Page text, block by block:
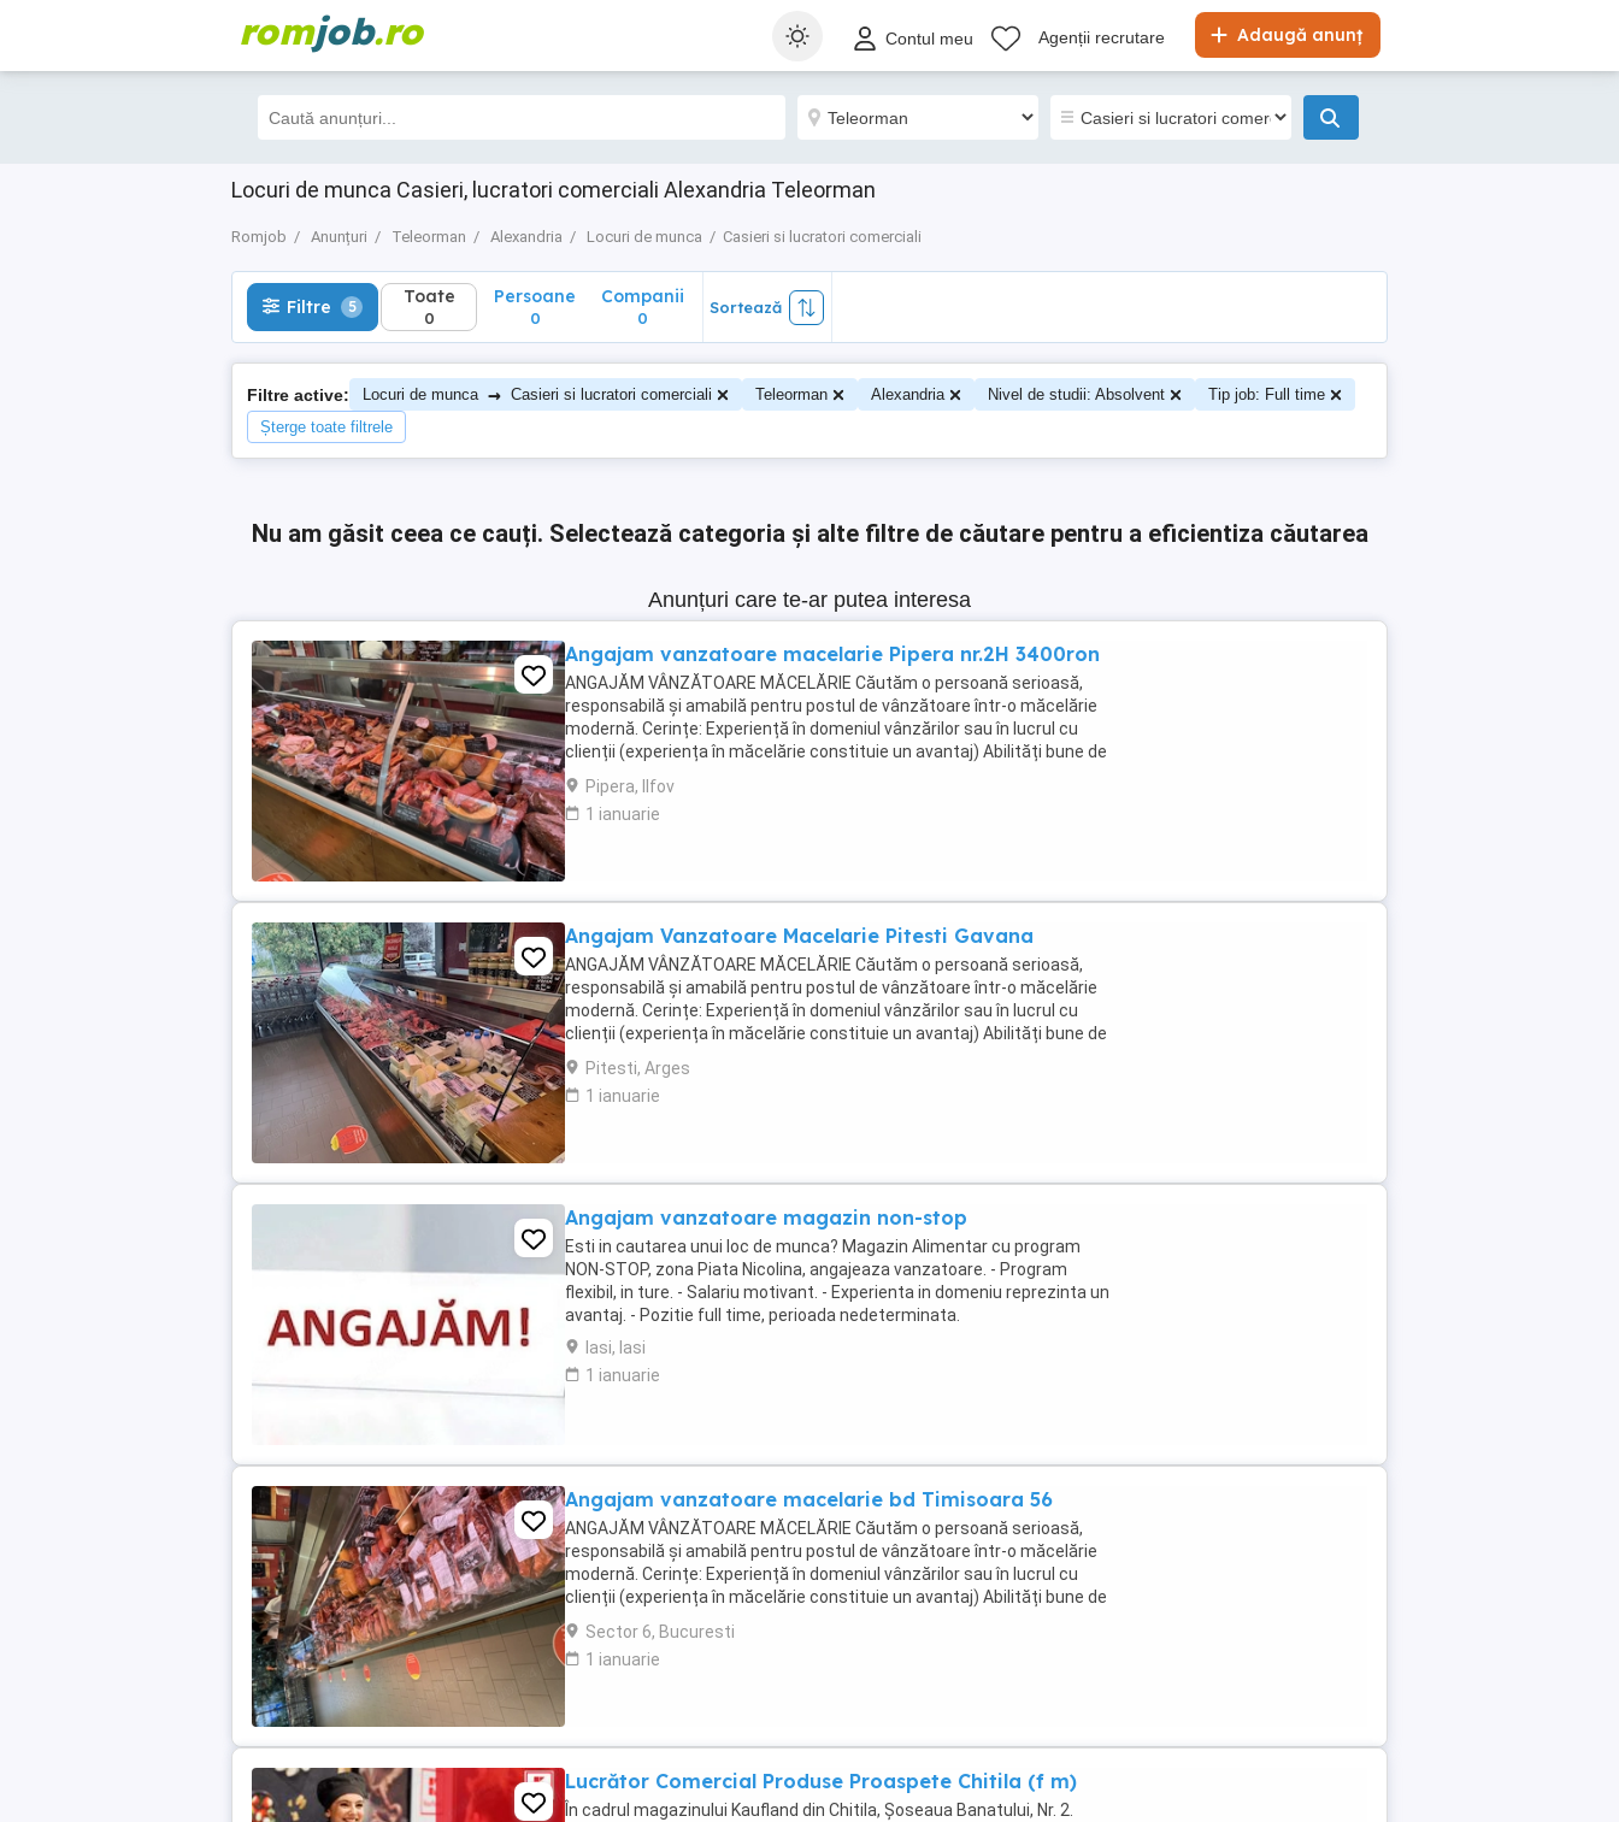
romjob.ro Adaugă anunț
Contul meu Agenții recrutare
Locuri de munca Casieri, lucratori comerciali Alexandria Teleorman
Romjob Anunțuri Teleorman Alexandria Locuri de munca Casieri si lucratori comerciali
Filtre 5 Toate
0
Filtre 5 Toate
0
Persoane
0
Companii
0
Sortează
Filtre active: Locuri de munca → Casieri si lucratori comerciali Teleorman Alexandria Nivel de studii: Absolvent
Tip job: Full time
Șterge toate filtrele
Nu am găsit ceea ce cauți. Selectează categoria și alte filtre de căutare pentru a eficientiza căutarea
Anunțuri care te-ar putea interesa
Angajam vanzatoare macelarie Pipera nr.2H 3400ron
ANGAJĂM VÂNZĂTOARE MĂCELĂRIE Căutăm o persoană serioasă,
responsabilă și amabilă pentru postul de vânzătoare într-o măcelărie
modernă. Cerințe: Experiență în domeniul vânzărilor sau în lucrul cu
clienții (experiența în măcelărie constituie un avantaj) Abilități bune de
comunicare și relaționare Rapiditate, ...
Pipera, Ilfov
1 ianuarie
Angajam Vanzatoare Macelarie Pitesti Gavana
ANGAJĂM VÂNZĂTOARE MĂCELĂRIE Căutăm o persoană serioasă,
responsabilă și amabilă pentru postul de vânzătoare într-o măcelărie
modernă. Cerințe: Experiență în domeniul vânzărilor sau în lucrul cu
clienții (experiența în măcelărie constituie un avantaj) Abilități bune de
comunicare și relaționare Rapiditate, ...
Pitesti, Arges
1 ianuarie
Angajam vanzatoare magazin non-stop
Esti in cautarea unui loc de munca? Magazin Alimentar cu program
NON-STOP, zona Piata Nicolina, angajeaza vanzatoare. - Program
flexibil, in ture. - Salariu motivant. - Experienta in domeniu reprezinta un
avantaj. - Pozitie full time, perioada nedeterminata.
Iasi, Iasi
1 ianuarie
Angajam vanzatoare macelarie bd Timisoara 56
ANGAJĂM VÂNZĂTOARE MĂCELĂRIE Căutăm o persoană serioasă,
responsabilă și amabilă pentru postul de vânzătoare într-o măcelărie
modernă. Cerințe: Experiență în domeniul vânzărilor sau în lucrul cu
clienții (experiența în măcelărie constituie un avantaj) Abilități bune de
comunicare și relaționare Rapiditate, ...
Sector 6, Bucuresti
1 ianuarie
Lucrător Comercial Produse Proaspete Chitila (f m)
În cadrul magazinului Kaufland din Chitila, Șoseaua Banatului, Nr. 2.